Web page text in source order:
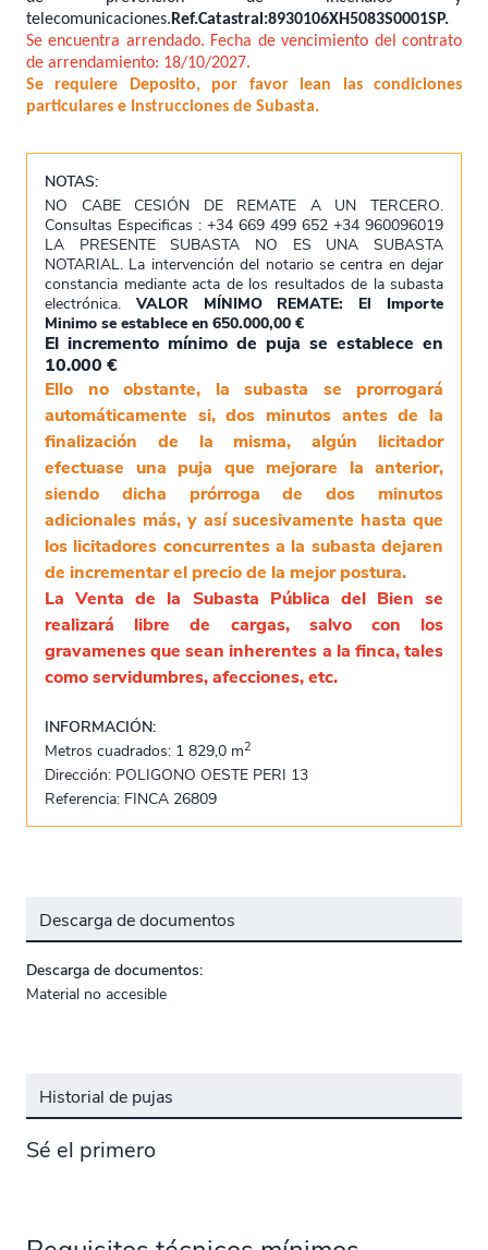
telecomunicaciones. Ref.Catastral:8930106XH5083S0001SP.
Se encuentra arrendado. Fecha de vencimiento del contrato
de arrendamiento: 18/10/2027.
Se requiere Deposito, por favor lean las condiciones
particulares e Instrucciones de Subasta.
NOTAS:
NO CABE CESIÓN DE REMATE A UN TERCERO.
Consultas Especificas : +34 669 499 652 +34 960096019
LA PRESENTE SUBASTA NO ES UNA SUBASTA
NOTARIAL. La intervención del notario se centra en dejar
constancia mediante acta de los resultados de la subasta
electrónica. VALOR MÍNIMO REMATE: El Importe
Minimo se establece en 650.000,00 €
El incremento mínimo de puja se establece en
10.000 €
Ello no obstante, la subasta se prorrogará
automáticamente si, dos minutos antes de la
finalización de la misma, algún licitador
efectuase una puja que mejorare la anterior,
siendo dicha prórroga de dos minutos
adicionales más, y así sucesivamente hasta que
los licitadores concurrentes a la subasta dejaren
de incrementar el precio de la mejor postura.
La Venta de la Subasta Pública del Bien se
realizará libre de cargas, salvo con los
gravamenes que sean inherentes a la finca, tales
como servidumbres, afecciones, etc.
INFORMACIÓN:
Metros cuadrados: 1 829,0 m2
Dirección: POLIGONO OESTE PERI 13
Referencia: FINCA 26809
Descarga de documentos
Descarga de documentos:
Material no accesible
Historial de pujas
Sé el primero